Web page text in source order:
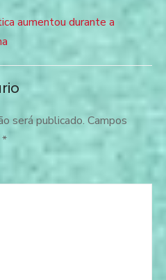
aumentou durante a
será publicado. Campos
*